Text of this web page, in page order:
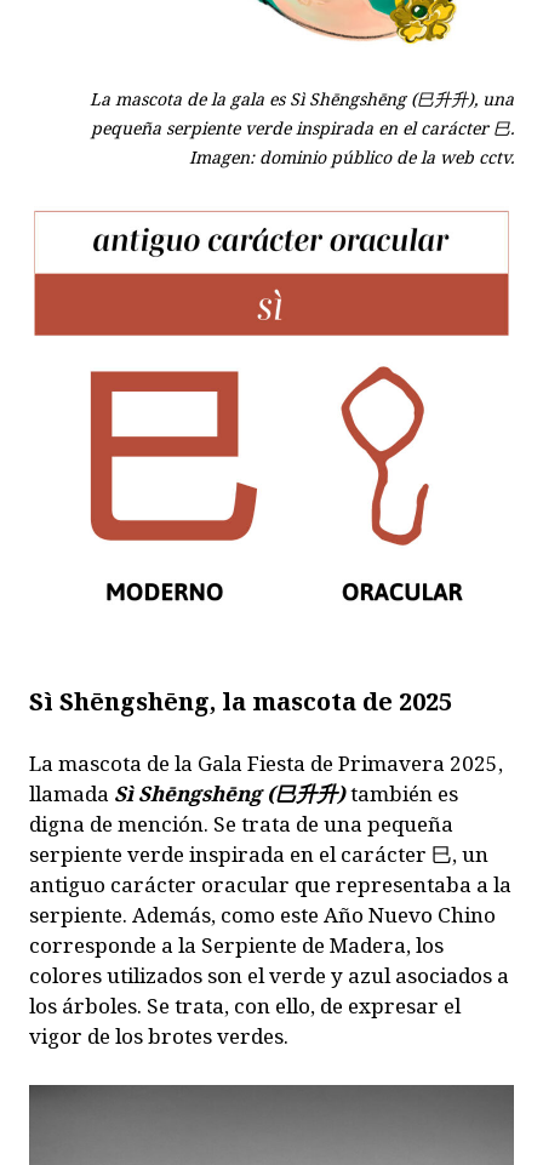
La mascota de la gala es Sì Shēngshēng (巳升升), una
pequeña serpiente verde inspirada en el carácter 巳.
Imagen: dominio público de la web cctv.
Sì Shēngshēng, la mascota de 2025
La mascota de la Gala Fiesta de Primavera 2025,
llamada Sì Shēngshēng (巳升升)también es
digna de mención. Se trata de una pequeña
serpiente verde inspirada en el carácter 巳, un
antiguo carácter oracular que representaba a la
serpiente. Además, como este Año Nuevo Chino
corresponde a la Serpiente de Madera, los
colores utilizados son el verde y azul asociados a
los árboles. Se trata, con ello, de expresar el
vigor de los brotes verdes.